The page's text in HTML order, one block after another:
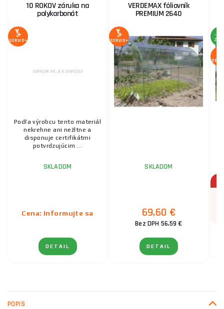
10 ROKOV záruka na
polykarbonát
SERVIS+
Podľa výrobcu tento materiál
nekrehne ani nežltne a
disponuje certifikátmi
potvrdzujúcim ...
SKLADOM
Cena: Informujte sa
DETAIL
VERDEMAX fóliovník
PREMIUM 2640
SERVIS+
SKLADOM
69,60 €
Bez DPH 56,59 €
DETAIL
-7
POPIS